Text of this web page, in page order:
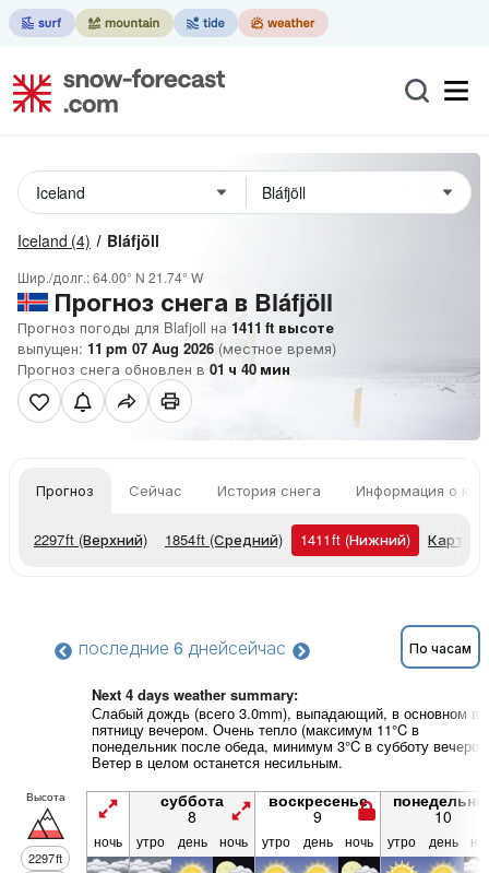
Iceland (4) Bláfjöll
Шир./долг.:64.00° N 21.74° W
Прогноз снега в Bláfjöll
Прогноз погоды для Blafjoll на 1411 ft высоте
выпущен: 11 pm 07 Aug 2026 (местное время)
Прогноз снега обновлен в 01 ч 40 мин
Прогноз Сейчас История снега Информация о
2297ft (Верхний) 1854ft (Средний) 1411ft (Нижний) Карты
последние 6 днейсейчас По часам
Next 4 days weather summary:
Слабый дождь (всего 3.0mm), выпадающий, в основном в
пятницу вечером. Очень тепло (максимум 11°C в
понедельник после обеда, минимум 3°C в субботу
Ветер в целом останется несильным.
Высота
2297ft
суббота
8
воскресенье
9 10
ночь утро день ночь утро день ночь утро день